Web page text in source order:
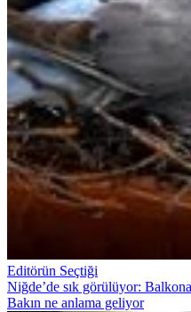
Editörün Seçtiği
Niğde’de sık görülüyor:
Bakın ne anlama geliyor